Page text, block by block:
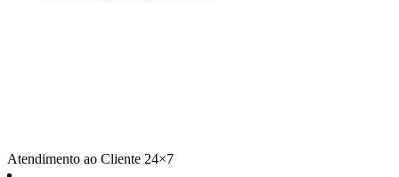
Atendimento ao Cliente 24×7